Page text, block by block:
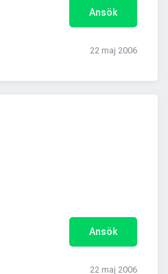
Ansök
22 maj 2006
Ansök
22 maj 2006